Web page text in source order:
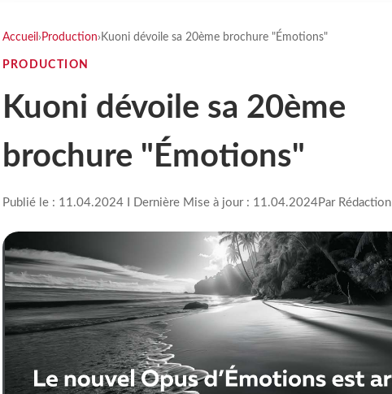
Accueil › Production› Kuoni dévoile sa 20ème brochure "Émotions"
PRODUCTION
Kuoni dévoile sa 20ème
brochure "Émotions"
Publié le : 11.04.2024 I Dernière Mise à jour : 11.04.2024Par Rédaction